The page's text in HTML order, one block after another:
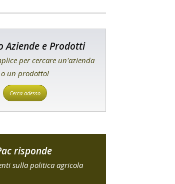
Aziende e Prodotti
per cercare un'azienda
o un prodotto!
Cerca adesso
risponde
sulla politica agricola